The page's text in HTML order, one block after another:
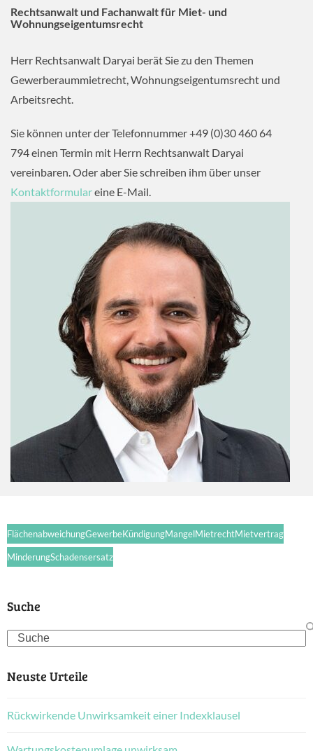
Rechtsanwalt und Fachanwalt für Miet- und
Wohnungseigentumsrecht
Herr Rechtsanwalt Daryai berät Sie zu den Themen
Gewerberaummietrecht, Wohnungseigentumsrecht und
Arbeitsrecht.
Sie können unter der Telefonnummer +49 (0)30 460 64
794 einen Termin mit Herrn Rechtsanwalt Daryai
vereinbaren. Oder aber Sie schreiben ihm über unser
Kontaktformulareine E-Mail.
FlächenabweichungGewerbeKündigungMangelMietrechtMietvertrag
MinderungSchadensersatz
Suche
Search
Neuste Urteile
Rückwirkende Unwirksamkeit einer Indexklausel